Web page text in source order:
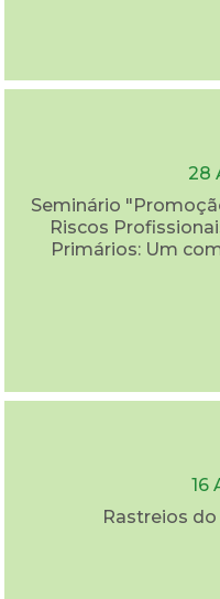
28
Seminário
Riscos
Primários: Um
16
Rastreios